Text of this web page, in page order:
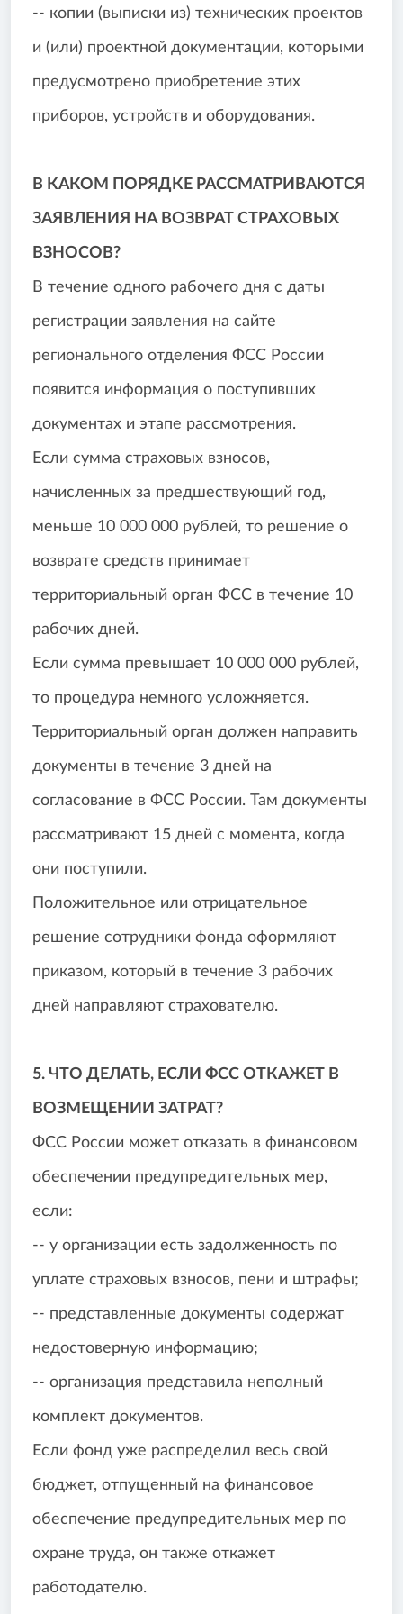
-- копии (выписки из) технических проектов
и (или) проектной документации, которыми
предусмотрено приобретение этих
приборов, устройств и оборудования.
В КАКОМ ПОРЯДКЕ РАССМАТРИВАЮТСЯ
ЗАЯВЛЕНИЯ НА ВОЗВРАТ СТРАХОВЫХ
ВЗНОСОВ?
В течение одного рабочего дня с даты
регистрации заявления на сайте
регионального отделения ФСС России
появится информация о поступивших
документах и этапе рассмотрения.
Если сумма страховых взносов,
начисленных за предшествующий год,
меньше 10 000 000 рублей, то решение о
возврате средств принимает
территориальный орган ФСС в течение 10
рабочих дней.
Если сумма превышает 10 000 000 рублей,
то процедура немного усложняется.
Территориальный орган должен направить
документы в течение 3 дней на
согласование в ФСС России. Там документы
рассматривают 15 дней с момента, когда
они поступили.
Положительное или отрицательное
решение сотрудники фонда оформляют
приказом, который в течение 3 рабочих
дней направляют страхователю.
5. ЧТО ДЕЛАТЬ, ЕСЛИ ФСС ОТКАЖЕТ В
ВОЗМЕЩЕНИИ ЗАТРАТ?
ФСС России может отказать в финансовом
обеспечении предупредительных мер,
если:
-- у организации есть задолженность по
уплате страховых взносов, пени и штрафы;
-- представленные документы содержат
недостоверную информацию;
-- организация представила неполный
комплект документов.
Если фонд уже распределил весь свой
бюджет, отпущенный на финансовое
обеспечение предупредительных мер по
охране труда, он также откажет
работодателю.